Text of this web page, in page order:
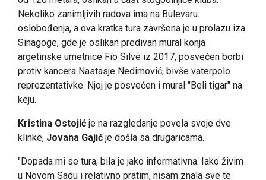
Nekoliko zanimljivih radova ima na Bulevaru
oslobođenja, a ova kratka tura završena je u prolazu iza
Sinagoge, gde je oslikan predivan mural konja
argetinske umetnice Fio Silve iz 2017, posvećen borbi
protiv kancera Nastasje Nedimović, bivše vaterpolo
reprezentativke. Njoj je posvećen i mural "Beli tigar" na
keju.
Kristina Ostojić je na razgledanje povela svoje dve
klinke, Jovana Gajić je došla sa drugaricama.
"Dopada mi se tura, bila je jako informativna. Iako živim
u Novom Sadu i relativno pratim, nisam znala sve te